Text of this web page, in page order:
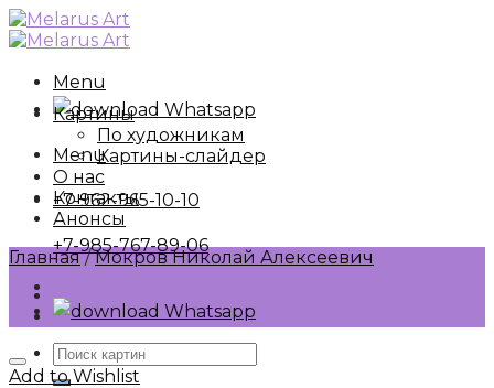
Skip
to
Menu
Whatsapp
Menu
+7-962-965-10-10
+7-985-767-89-06
Whatsapp
Искать:
Картины
По художникам
Картины-слайдер
О нас
Контакты
Анонсы
Главная / Мокров Николай Алексеевич
Add to Wishlist